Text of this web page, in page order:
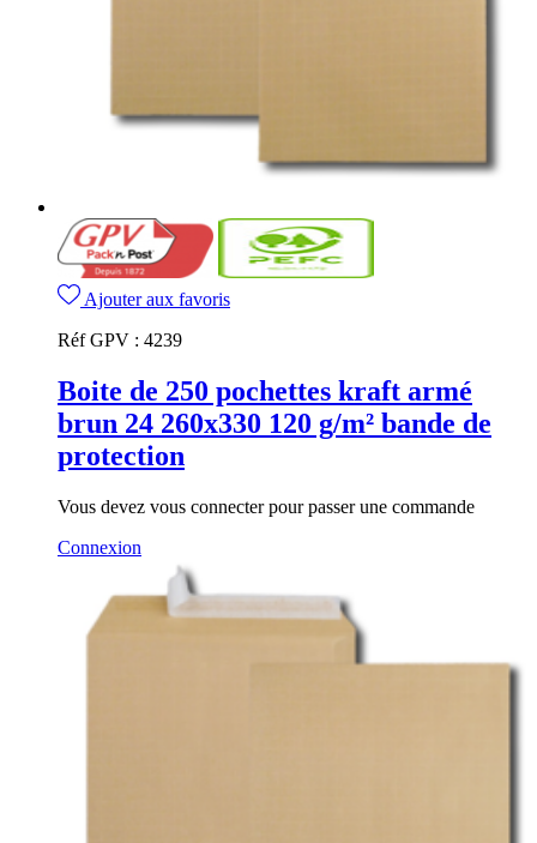
Ajouter aux favoris
Réf GPV : 4239
Boite de 250 pochettes kraft armé
brun 24 260x330 120 g/m² bande de
protection
Vous devez vous connecter pour passer une commande
Connexion